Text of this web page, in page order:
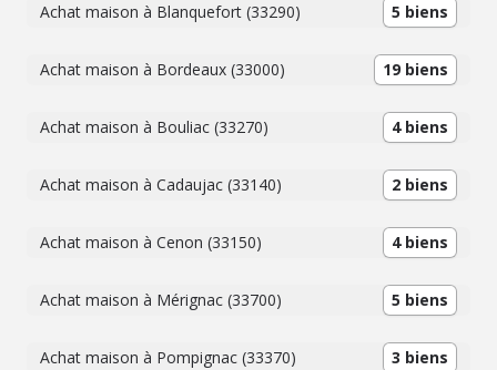
Achat maison à Blanquefort (33290) 5 biens
Achat maison à Bordeaux (33000) 19 biens
Achat maison à Bouliac (33270) 4 biens
Achat maison à Cadaujac (33140) 2 biens
Achat maison à Cenon (33150) 4 biens
Achat maison à Mérignac (33700) 5 biens
Achat maison à Pompignac (33370) 3 biens